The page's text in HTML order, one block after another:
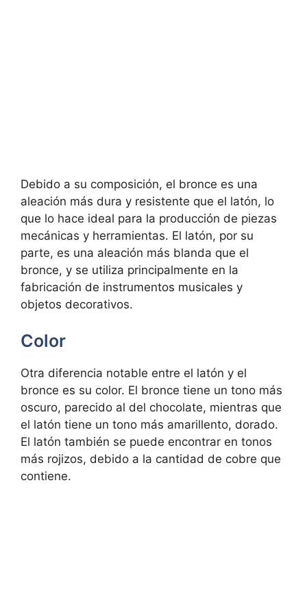
Debido a su composición, el bronce es una
aleación más dura y resistente que el latón, lo
que lo hace ideal para la producción de piezas
mecánicas y herramientas. El latón, por su
parte, es una aleación más blanda que el
bronce, y se utiliza principalmente en la
fabricación de instrumentos musicales y
objetos decorativos.
Color
Otra diferencia notable entre el latón y el
bronce es su color. El bronce tiene un tono más
oscuro, parecido al del chocolate, mientras que
el latón tiene un tono más amarillento, dorado.
El latón también se puede encontrar en tonos
más rojizos, debido a la cantidad de cobre que
contiene.